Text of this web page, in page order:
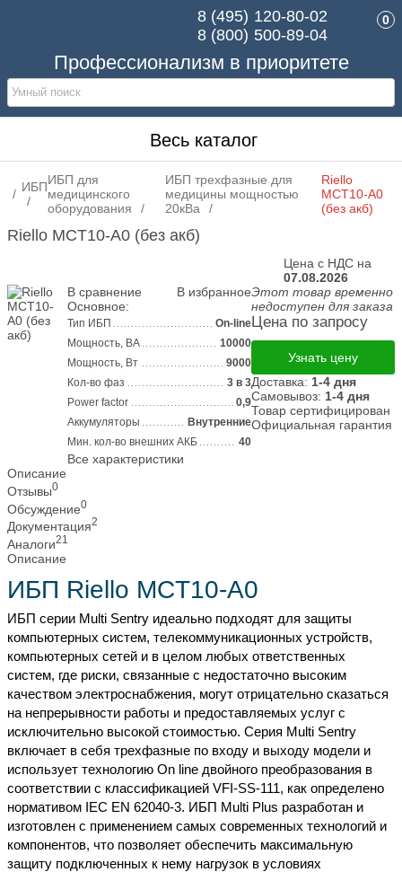
Профессионализм в приоритете
8 (495) 120-80-02
8 (800) 500-89-04
0
Весь каталог
ИБПИБП для
медицинского
оборудования
ИБП трехфазные для
медицины мощностью
20кВа
Riello
MCT10-A0
(без акб)
Riello MCT10-A0 (без акб)
Цена с НДС на
07.08.2026
В сравнение
В избранное
Основное:
Тип ИБП
On-line
Мощность, ВА
10000
Мощность, Вт
9000
Кол-во фаз
3 в 3
Power factor
0,9
Аккумуляторы
Внутренние
Мин. кол-во внешних АКБ
40
Все характеристики
Этот товар временно
недоступен для заказа
Цена по запросу
Узнать цену
Доставка: 1-4 дня
Самовывоз: 1-4 дня
Товар сертифицирован
Официальная гарантия
Описание
Отзывы0
Обсуждение0
Документация2
Аналоги21
Описание
ИБП Riello MCT10-A0
ИБП серии Multi Sentry идеально подходят для защиты
компьютерных систем, телекоммуникационных устройств,
компьютерных сетей и в целом любых ответственных
систем, где риски, связанные с недостаточно высоким
качеством электроснабжения, могут отрицательно сказаться
на непрерывности работы и предоставляемых услуг с
исключительно высокой стоимостью. Серия Multi Sentry
включает в себя трехфазные по входу и выходу модели и
использует технологию On line двойного преобразования в
соответствии с классификацией VFI-SS-111, как определено
нормативом IEC EN 62040-3. ИБП Multi Plus разработан и
изготовлен с применением самых современных технологий и
компонентов, что позволяет обеспечить максимальную
защиту подключенных к нему нагрузок в условиях